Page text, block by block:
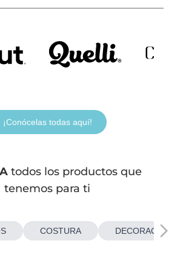
¡Conócelas todas aquí!
todos los productos que
tenemos para ti
COSTURA